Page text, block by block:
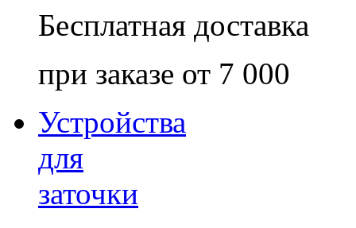
Бесплатная доставка
при заказе от 7 000
Устройства
для
заточки